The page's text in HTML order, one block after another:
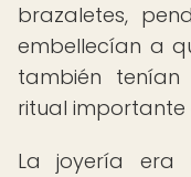
brazaletes,
embellecían a
también
ritual importante
La joyería era